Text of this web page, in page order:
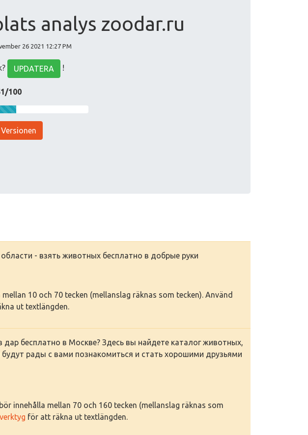
analys zoodar.ru
26 2021 12:27 PM
UPDATERA !
100
- взять животных бесплатно в добрые руки
10 och 70 tecken (mellanslag räknas som tecken). Använd
ut textlängden.
дар бесплатно в Москве? Здесь вы найдете каталог животных,
рады с вами познакомиться и стать хорошими друзьями
innehålla mellan 70 och 160 tecken (mellanslag räknas som
för att räkna ut textlängden.